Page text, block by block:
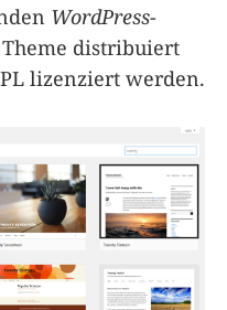
WordPress-
distribuiert
lizenziert werden.